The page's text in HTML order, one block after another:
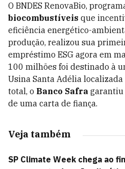
O BNDES RenovaBio,
biocombustíveis que
eficiência energético-
produção, realizou sua
empréstimo ESG agora em
100 milhões foi destinado à
Usina Santa Adélia localizada
total, o Banco Safra garantiu
de uma carta de fiança.
Veja também
SP Climate Week chega ao